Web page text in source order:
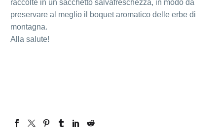
raccolte in un sacchetto salvafreschezza, in modo da
preservare al meglio il boquet aromatico delle erbe di
montagna.
Alla salute!